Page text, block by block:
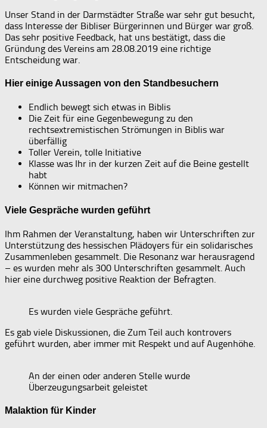
Unser Stand in der Darmstädter Straße war sehr gut besucht,
dass Interesse der Bibliser Bürgerinnen und Bürger war groß.
Das sehr positive Feedback, hat uns bestätigt, dass die
Gründung des Vereins am 28.08.2019 eine richtige
Entscheidung war.
Hier einige Aussagen von den Standbesuchern
Endlich bewegt sich etwas in Biblis
Die Zeit für eine Gegenbewegung zu den
rechtsextremistischen Strömungen in Biblis war
überfällig
Toller Verein, tolle Initiative
Klasse was Ihr in der kurzen Zeit auf die Beine gestellt
habt
Können wir mitmachen?
Viele Gespräche wurden geführt
Ihm Rahmen der Veranstaltung, haben wir Unterschriften zur
Unterstützung des hessischen Plädoyers für ein solidarisches
Zusammenleben gesammelt. Die Resonanz war herausragend
– es wurden mehr als 300 Unterschriften gesammelt. Auch
hier eine durchweg positive Reaktion der Befragten.
Es wurden viele Gespräche geführt.
Es gab viele Diskussionen, die Zum Teil auch kontrovers
geführt wurden, aber immer mit Respekt und auf Augenhöhe.
An der einen oder anderen Stelle wurde
Überzeugungsarbeit geleistet
Malaktion für Kinder